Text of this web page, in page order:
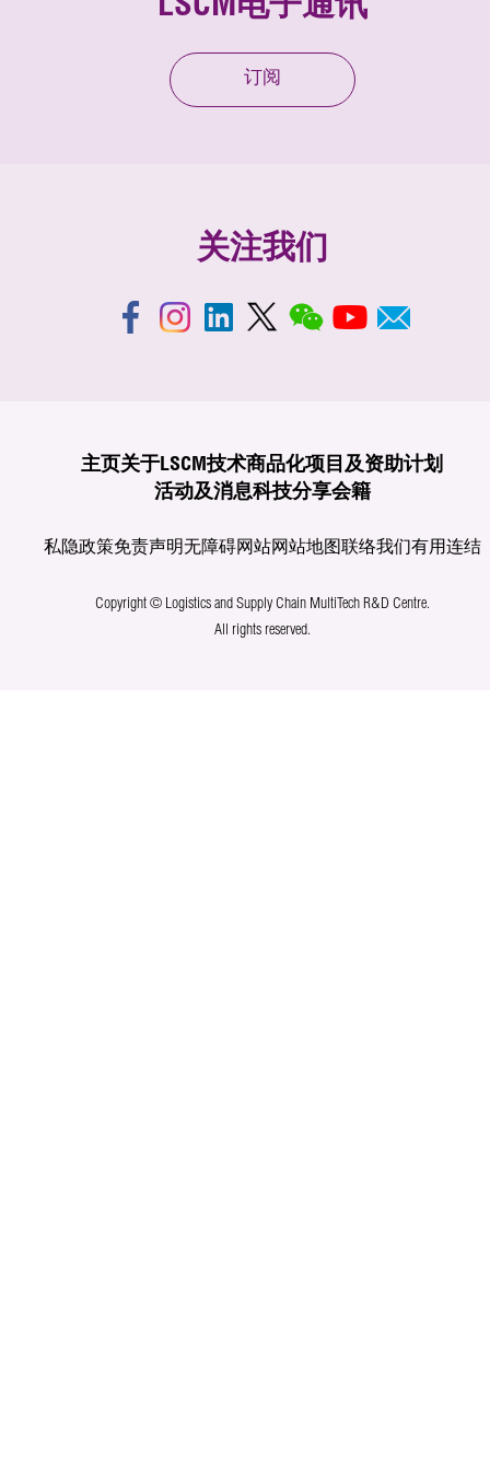
LSCM电子通讯
订阅
关注我们
主页关于LSCM技术商品化项目及资助计划
活动及消息科技分享会籍
私隐政策免责声明无障碍网站网站地图联络我们有用连结
Copyright © Logistics and Supply Chain MultiTech R&D Centre.
All rights reserved.